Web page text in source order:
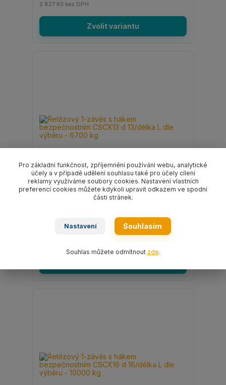
2 827 Kč bez DPH
Zvolit variantu
CSCX13 d 13/délka L dle výběru - 6700 kg
Pro základní funkčnost, zpříjemnění používání webu, analytické
účely a v případě udělení souhlasu také pro účely cílení
reklamy využíváme soubory cookies. Nastavení vlastních
preferencí cookies můžete kdykoli upravit odkazem ve spodní
části stránek.
Nastavení Souhlasím
Souhlas můžete odmítnout zde.